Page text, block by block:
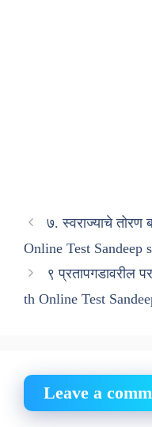
७. स्वराज्याचे
Online Test Sandeep
९ प्रतापगडावरील
th Online Test
Leave a